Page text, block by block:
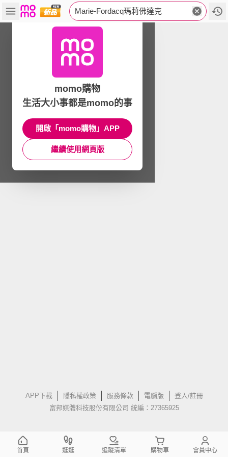
Marie-Fordacq瑪莉佛達克
APP下載 隱私權政策 服務條款 電腦版
登入/註冊
富邦媒體科技股份有限公司 統編：27365925
momo購物
生活大小事都是momo的事
開啟「momo購物」APP
繼續使用網頁版
首頁 逛逛 追蹤清單 購物車 會員中心